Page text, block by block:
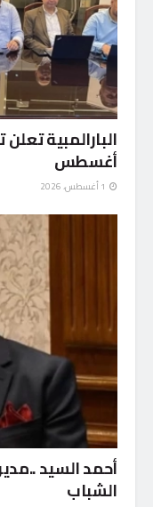
أغسطس
أحمد السيد
الشباب